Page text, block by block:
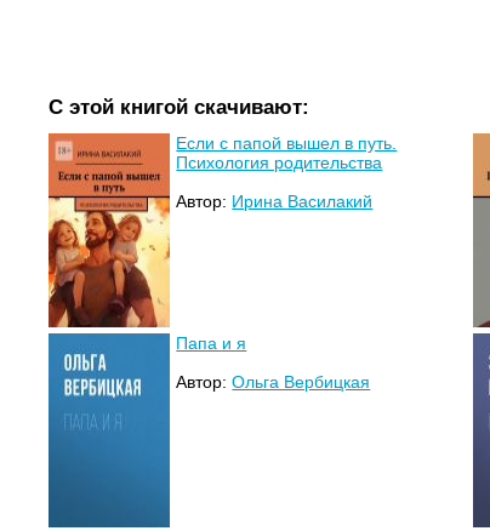
С этой книгой скачивают:
Если с папой вышел в путь.
Психология родительства
Автор: Ирина Василакий
Папа и я
Автор:Ольга Вербицкая